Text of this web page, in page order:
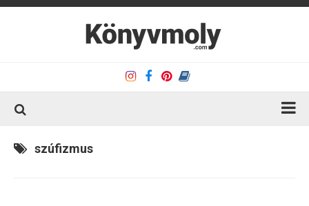
szúfizmus